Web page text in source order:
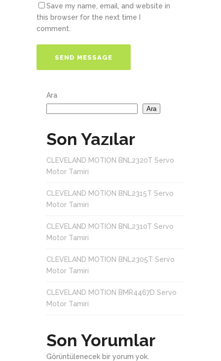
Save my name, email, and website in
this browser for the next time I
comment.
Ara
Ara
Son Yazılar
CLEVELAND MOTION BNL2320T Servo
Motor Tamiri
CLEVELAND MOTION BNL2315T Servo
Motor Tamiri
CLEVELAND MOTION BNL2310T Servo
Motor Tamiri
CLEVELAND MOTION BNL2305T Servo
Motor Tamiri
CLEVELAND MOTION BMR4467D Servo
Motor Tamiri
Son Yorumlar
Görüntülenecek bir yorum yok.